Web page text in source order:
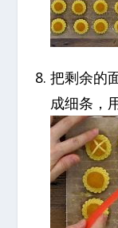
把剩余的
成细条，